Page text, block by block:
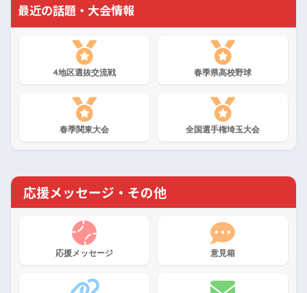
最近の話題・大会情報
4地区選抜交流戦 春季県高校野球
春季関東大会 全国選手権埼玉大会
応援メッセージ・その他
応援メッセージ 意見箱